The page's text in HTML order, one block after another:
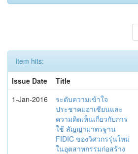
Item hits:
Issue Date
Title
1-Jan-2016
ระดับความเข้าใจ
ประชาคมอาเซียนและ
ความคิดเห็นเกี่ยวกับการ
ใช้ สัญญามาตรฐาน
FIDIC ของวิศวกรรุ่นใหม่
ในอุตสาหกรรมก่อสร้าง